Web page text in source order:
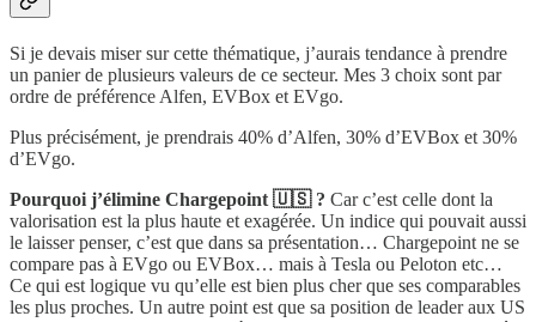
Si je devais miser sur cette thématique, j’aurais tendance à prendre
un panier de plusieurs valeurs de ce secteur. Mes 3 choix sont par
ordre de préférence Alfen, EVBox et EVgo.
Plus précisément, je prendrais 40% d’Alfen, 30% d’EVBox et 30%
d’EVgo.
Pourquoi j’élimine Chargepoint 🇺🇸 ? Car c’est celle dont la
valorisation est la plus haute et exagérée. Un indice qui pouvait aussi
le laisser penser, c’est que dans sa présentation… Chargepoint ne se
compare pas à EVgo ou EVBox… mais à Tesla ou Peloton etc…
Ce qui est logique vu qu’elle est bien plus cher que ses comparables
les plus proches. Un autre point est que sa position de leader aux US